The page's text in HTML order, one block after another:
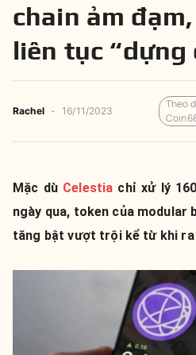
chain ảm
liên tục “dựng
Rachel - 16/11/2023
Theo
Mặc dù Celestia chỉ xử lý
ngày qua, token của modular
tăng bật vượt trội kể từ khi ra